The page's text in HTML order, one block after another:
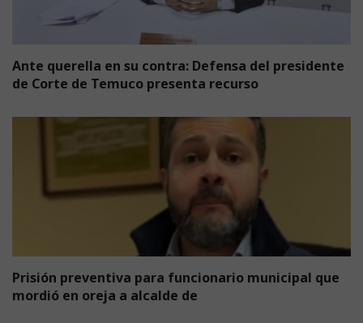
Ante querella en su contra: Defensa del presidente
de Corte de Temuco presenta recurso
Prisión preventiva para funcionario municipal que
mordió en oreja a alcalde de